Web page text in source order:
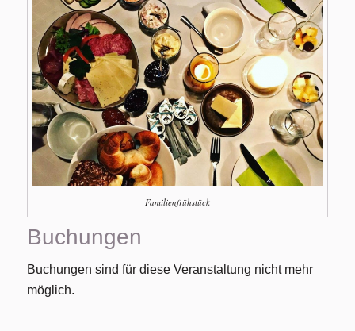
Familienfrühstück
Buchungen
Buchungen sind für diese Veranstaltung nicht mehr
möglich.